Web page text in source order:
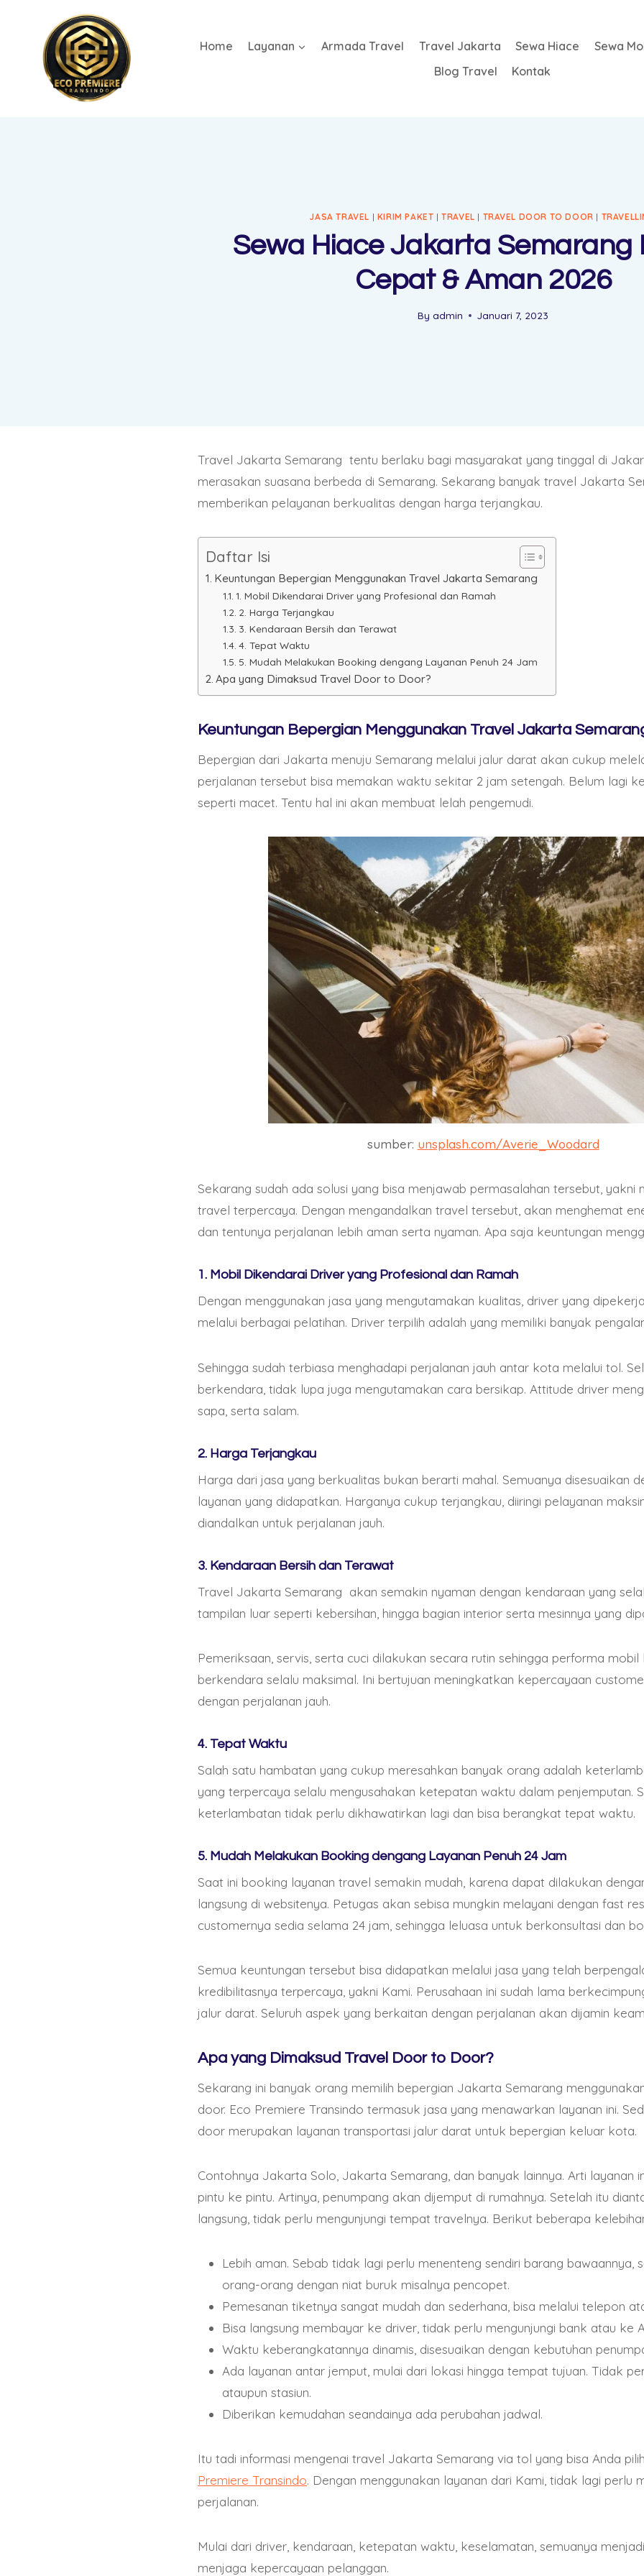
Home Layanan Armada Travel Travel Jakarta Sewa Hiace Sewa
Blog Travel
Kontak
JASA TRAVEL | KIRIM PAKET |TRAVEL | TRAVEL DOOR TO DOOR |
Sewa Hiace Jakarta Semarang
Cepat & Aman 2026
By admin Januari 7, 2023
Travel Jakarta Semarang tentu berlaku bagi masyarakat yang tinggal di
merasakan suasana berbeda di Semarang. Sekarang banyak travel Jakarta
memberikan pelayanan berkualitas dengan harga terjangkau.
Daftar Isi
Keuntungan Bepergian Menggunakan Travel Jakarta Semarang
1. Mobil Dikendarai Driver yang Profesional dan Ramah
2. Harga Terjangkau
3. Kendaraan Bersih dan Terawat
4. Tepat Waktu
5. Mudah Melakukan Booking dengang Layanan Penuh 24 Jam
Apa yang Dimaksud Travel Door to Door?
Keuntungan Bepergian Menggunakan Travel Jakarta
Bepergian dari Jakarta menuju Semarang melalui jalur darat akan cukup
perjalanan tersebut bisa memakan waktu sekitar 2 jam setengah. Belum lagi
seperti macet. Tentu hal ini akan membuat lelah pengemudi.
sumber: unsplash.com/Averie_Woodard
Sekarang sudah ada solusi yang bisa menjawab permasalahan tersebut, yakni
travel terpercaya. Dengan mengandalkan travel tersebut, akan menghemat
dan tentunya perjalanan lebih aman serta nyaman. Apa saja keuntungan
1. Mobil Dikendarai Driver yang Profesional dan Ramah
Dengan menggunakan jasa yang mengutamakan kualitas, driver yang
melalui berbagai pelatihan. Driver terpilih adalah yang memiliki banyak
Top Casinos Ethereum en Argentina
Los casinos en línea han experimentado un auge significativo en Argentina, y
las criptomonedas más populares y ampliamente utilizadas en el mundo, y su
industria del juego en línea ha sido cada vez mayor. En este artículo,
casinos Ethereum en Argentina y cómo puedes disfrutar de una experiencia
emocionante utilizando esta criptomoneda.
Uno de los principales casinos Ethereum en Argentina es
ganado una excelente reputación entre los jugadores por su amplia
bonificaciones generosas y una plataforma segura y confiable. Al utilizar
preocuparse por compartir información personal o bancaria.
Además de Este artículo, hay otros casinos en línea en Argentina que
y juegos de mesa hasta póker y apuestas deportivas. Algunos de los mejores
2. Casino B – Con una interfaz elegante y moderna, este casino Ethereum
de juego inmersiva y emocionante. Los jugadores pueden disfrutar de una
3. Casino C – Este casino en línea se destaca por sus bonificaciones
fidelidad. Los jugadores que utilicen Ethereum como método de pago pueden
Al elegir un casino Ethereum en Argentina, es importante tener en cuenta
En primer lugar, asegúrate de que el casino esté debidamente licenciado y
garantizar la seguridad de tus transacciones y la protección de tus datos
experiencia del usuario.
Otro aspecto importante a considerar es la disponibilidad de atención al
semana, a través de diferentes canales, como chat en vivo, correo
garantiza que puedas resolver cualquier duda o problema de manera rápida
En conclusión, los casinos Ethereum en Argentina ofrecen a los jugadores la
disfrutar de una experiencia de juego segura y emocionante utilizando una
como Ethereum. Con una amplia selección de juegos, bonificaciones
confiables, estos casinos brindan a los jugadores una experiencia de juego
interesado en probar tu suerte en un casino Ethereum en Argentina, te
Sehingga sudah terbiasa menghadapi perjalanan jauh antar kota melalui tol.
berkendara, tidak lupa juga mengutamakan cara bersikap. Attitude driver
sapa, serta salam.
2. Harga Terjangkau
Harga dari jasa yang berkualitas bukan berarti mahal. Semuanya disesuaikan
layanan yang didapatkan. Harganya cukup terjangkau, diiringi pelayanan
diandalkan untuk perjalanan jauh.
3. Kendaraan Bersih dan Terawat
Travel Jakarta Semarang akan semakin nyaman dengan kendaraan yang
tampilan luar seperti kebersihan, hingga bagian interior serta mesinnya yang
Pemeriksaan, servis, serta cuci dilakukan secara rutin sehingga performa
berkendara selalu maksimal. Ini bertujuan meningkatkan kepercayaan
dengan perjalanan jauh.
4. Tepat Waktu
Salah satu hambatan yang cukup meresahkan banyak orang adalah
yang terpercaya selalu mengusahakan ketepatan waktu dalam penjemputan.
keterlambatan tidak perlu dikhawatirkan lagi dan bisa berangkat tepat waktu.
5. Mudah Melakukan Booking dengang Layanan Penuh 24 Jam
Saat ini booking layanan travel semakin mudah, karena dapat dilakukan
langsung di websitenya. Petugas akan sebisa mungkin melayani dengan fast
customernya sedia selama 24 jam, sehingga leluasa untuk berkonsultasi dan
Semua keuntungan tersebut bisa didapatkan melalui jasa yang telah
kredibilitasnya terpercaya, yakni Kami. Perusahaan ini sudah lama
jalur darat. Seluruh aspek yang berkaitan dengan perjalanan akan dijamin
Apa yang Dimaksud Travel Door to Door?
Sekarang ini banyak orang memilih bepergian Jakarta Semarang
door. Eco Premiere Transindo termasuk jasa yang menawarkan layanan ini.
door merupakan layanan transportasi jalur darat untuk bepergian keluar kota.
Contohnya Jakarta Solo, Jakarta Semarang, dan banyak lainnya. Arti layanan
pintu ke pintu. Artinya, penumpang akan dijemput di rumahnya. Setelah itu
langsung, tidak perlu mengunjungi tempat travelnya. Berikut beberapa
Lebih aman. Sebab tidak lagi perlu menenteng sendiri barang bawaannya,
orang-orang dengan niat buruk misalnya pencopet.
Pemesanan tiketnya sangat mudah dan sederhana, bisa melalui telepon
Bisa langsung membayar ke driver, tidak perlu mengunjungi bank atau ke
Waktu keberangkatannya dinamis, disesuaikan dengan kebutuhan
Ada layanan antar jemput, mulai dari lokasi hingga tempat tujuan. Tidak
ataupun stasiun.
Diberikan kemudahan seandainya ada perubahan jadwal.
Itu tadi informasi mengenai travel Jakarta Semarang via tol yang bisa Anda
Premiere Transindo. Dengan menggunakan layanan dari Kami, tidak lagi perlu
perjalanan.
Mulai dari driver, kendaraan, ketepatan waktu, keselamatan, semuanya
menjaga kepercayaan pelanggan.